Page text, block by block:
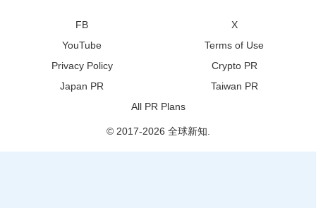
FB
X
YouTube
Terms of Use
Privacy Policy
Crypto PR
Japan PR
Taiwan PR
All PR Plans
© 2017-2026 全球新知.